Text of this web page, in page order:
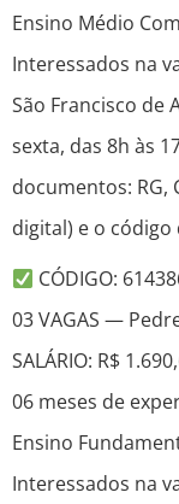
Ensino Médio
Interessados na
São Francisco de
sexta, das 8h às
documentos: RG,
digital) e o código
CÓDIGO:
03 VAGAS —
SALÁRIO: R$
06 meses de
Ensino
Interessados na